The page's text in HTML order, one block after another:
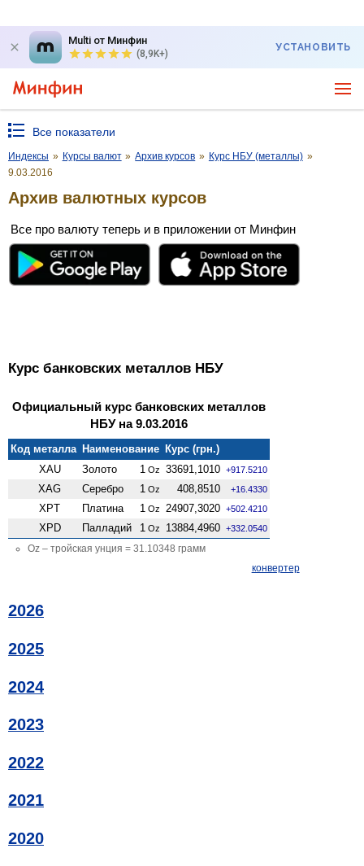
Multi от Минфин
(8,9K+)
УСТАНОВИТЬ
Все показатели
Индексы » Курсы валют » Архив курсов » Курс НБУ (металлы) »
9.03.2016
Архив валютных курсов
Все про валюту теперь и в приложении от Минфин
Курс банковских металлов НБУ
Официальный курс банковских металлов
НБУ на 9.03.2016
Код металла Наименование Курс (грн.)
XAU
Золото 1 Oz 33691,1010 +917.5210
XAG Серебро 1 Oz 408,8510 +16.4330
XPT Платина 1 Oz 24907,3020 +502.4210
XPD Палладий 1 Oz 13884,4960 +332.0540
Oz – тройская унция = 31.10348 грамм
конвертер
2026
2025
2024
2023
2022
2021
2020